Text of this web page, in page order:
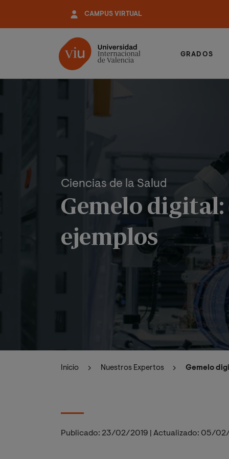
contenido
CAMPUS VIRTUAL
GRADOS
Ciencias de la Salud
Gemelo
ejemplos
Inicio Nuestros Expertos Gemelo
Publicado: 23/02/2019 Actualizado: 05/